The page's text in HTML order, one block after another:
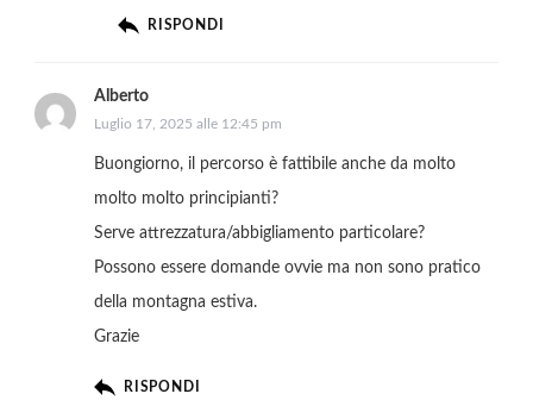
RISPONDI
Alberto
Luglio 17, 2025 alle 12:45 pm
Buongiorno, il percorso è fattibile anche da molto
molto molto principianti?
Serve attrezzatura/abbigliamento particolare?
Possono essere domande ovvie ma non sono pratico
della montagna estiva.
Grazie
RISPONDI